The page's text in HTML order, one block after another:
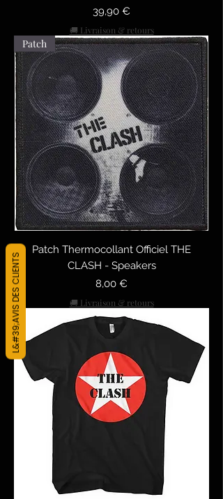
Preis
39,90 €
🚚 Livraison & retours
Patch
Patch Thermocollant Officiel THE
CLASH - Speakers
Preis
8,00 €
🚚 Livraison & retours
L&#39;AVIS DES CLIENTS